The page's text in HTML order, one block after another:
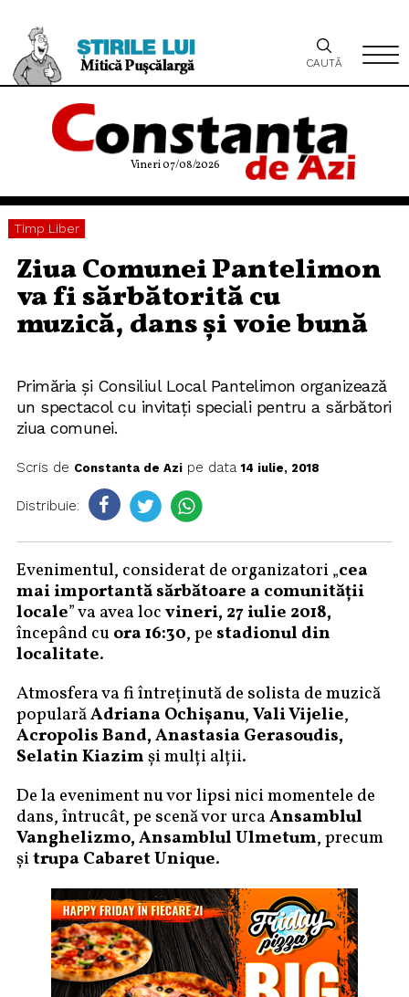
Vineri 07/08/2026
CAUTĂ
Timp Liber
Ziua Comunei Pantelimon
va fi sărbătorită cu
muzică, dans și voie bună
Primăria și Consiliul Local Pantelimon organizează
un spectacol cu invitați speciali pentru a sărbători
ziua comunei.
Scris de Constanta de Azipe data14 iulie, 2018
Distribuie:
Evenimentul, considerat de organizatori „cea
mai importantă sărbătoare a comunității
locale” va avea locvineri, 27 iulie 2018,
începând cuora 16:30, pe stadionul din
localitate.
Atmosfera va fi întreținută de solista de muzică
popularăAdriana Ochișanu,Vali Vijelie,
Acropolis Band, Anastasia Gerasoudis,
Selatin Kiazimși mulți alții.
De la eveniment nu vor lipsi nici momentele de
dans, întrucât, pe scenă vor urcaAnsamblul
Vanghelizmo, Ansamblul Ulmetum, precum
șitrupa Cabaret Unique.